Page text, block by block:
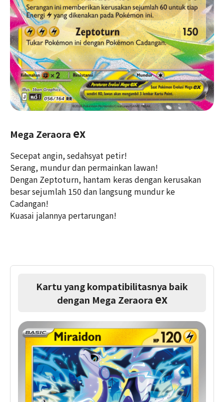
Mega Zeraora ex
Secepat angin, sedahsyat petir!
Serang, mundur dan permainkan lawan!
Dengan Zeptoturn, hantam keras dengan kerusakan
besar sejumlah 150 dan langsung mundur ke
Cadangan!
Kuasai jalannya pertarungan!
Kartu yang kompatibilitasnya baik
dengan Mega Zeraora ex